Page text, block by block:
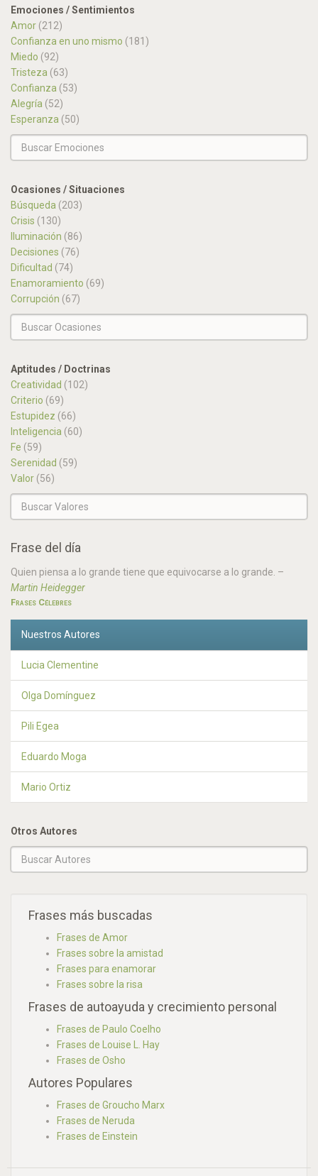
Emociones / Sentimientos
Amor (212)
Confianza en uno mismo (181)
Miedo (92)
Tristeza (63)
Confianza (53)
Alegría (52)
Esperanza (50)
Ocasiones / Situaciones
Búsqueda (203)
Crisis (130)
Iluminación (86)
Decisiones (76)
Dificultad (74)
Enamoramiento (69)
Corrupción (67)
Aptitudes / Doctrinas
Creatividad (102)
Criterio (69)
Estupidez (66)
Inteligencia (60)
Fe (59)
Serenidad (59)
Valor (56)
Frase del día
Quien piensa a lo grande tiene que equivocarse a lo grande. –
Martin Heidegger
Frases Célebres
Nuestros Autores
Lucia Clementine
Olga Domínguez
Pili Egea
Eduardo Moga
Mario Ortiz
Otros Autores
Frases más buscadas
Frases de Amor
Frases sobre la amistad
Frases para enamorar
Frases sobre la risa
Frases de autoayuda y crecimiento personal
Frases de Paulo Coelho
Frases de Louise L. Hay
Frases de Osho
Autores Populares
Frases de Groucho Marx
Frases de Neruda
Frases de Einstein